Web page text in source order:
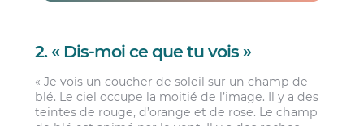
2. « Dis-moi ce que tu vois »
« Je vois un coucher de soleil sur un champ de
blé. Le ciel occupe la moitié de l’image. Il y a des
teintes de rouge, d’orange et de rose. Le champ